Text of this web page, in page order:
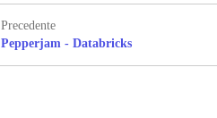
Precedente
Pepperjam - Databricks